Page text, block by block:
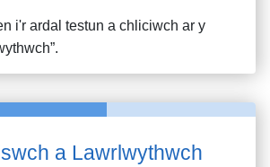
i'r ardal testun a chliciwch ar y
a Lawrlwythwch